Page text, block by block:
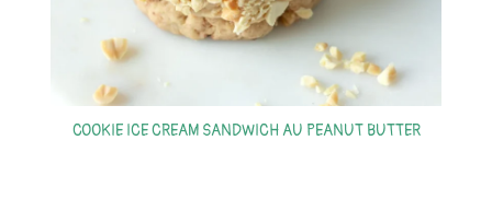
COOKIE ICE CREAM SANDWICH AU PEANUT BUTTER